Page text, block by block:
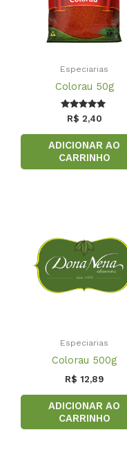
Especiarias
Colorau 50g
Avaliação
5.00
de 5
R$ 2,40
ADICIONAR AO
CARRINHO
Especiarias
Colorau 500g
R$ 12,89
ADICIONAR AO
CARRINHO